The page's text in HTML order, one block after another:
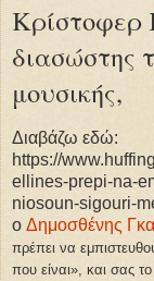
Κρίστοφερ
διασώστης
μουσικής,
Διαβάζω εδώ:
https://
ellines-prepi-na-
niosoun-sigouri-
ο Δημοσθένης
πρέπει να
που είναι», και σας